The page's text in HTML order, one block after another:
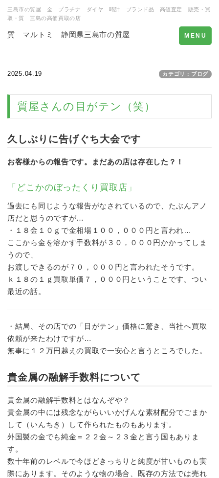
三島市の質屋 金 プラチナ ダイヤ 時計 ブランド品 高値査定 販売・買
取・質 三島の高価買取の店
質 マルトミ 静岡県三島市の質屋
Toggle
navigation
MENU
2025.04.19 カテゴリ：ブログ
質屋さんの目がテン（笑）
久しぶりに告げぐち大会です
お客様からの報告です。まだあの店は存在した？！
「どこかのぼったくり買取店」
過去にも同じような報告がなされているので、たぶんアノ
店だと思うのですが…
・１８金１０ｇで金相場１００，０００円と言われ…
ここから金を溶かす手数料が３０，０００円かかってしま
うので、
お渡しできるのが７０，０００円と言われたそうです。
ｋ１８の１ｇ買取単価７，０００円ということです。つい
最近の話。
・結局、その店での「目がテン」価格に驚き、当社へ買取
依頼が来たわけですが…
無事に１２万円越えの買取で一安心と言うところでした。
貴金属の融解手数料について
貴金属の融解手数料とはなんぞや？
貴金属の中には残念ながらいいかげんな素材配分でごまか
して（いんちき）して作られたものもあります。
外国製の金でも純金＝２２金～２３金と言う国もありま
す。
数十年前のレベルで今ほどきっちりと純度が甘いものも実
際にあります。そのような物の場合、既存の方法では売れ